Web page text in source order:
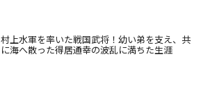
村上水軍を率いた戦国武将！幼い弟を支え、共
に海へ散った得居通幸の波乱に満ちた生涯